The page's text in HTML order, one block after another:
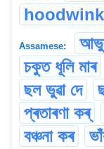
hoodwink
Assamese:
চকুত ধূলি মাৰ
ছল ভুৱা দে
প্ৰতাৰণা কৰ্
বঞ্চনা কৰ